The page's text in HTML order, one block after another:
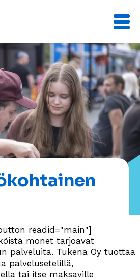
readid="main"]
monet tarjoavat
palveluita. Tukena Oy tuottaa
palvelusetelillä,
tai itse maksaville